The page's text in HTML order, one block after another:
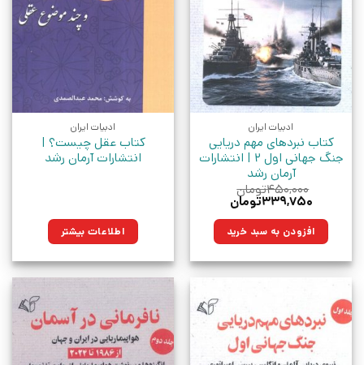
ادبیات ایران
کتاب نبردهای مهم دریایی
جنگ جهانی اول 2 | انتشارات
آرمان رشد
۴۵۰,۰۰۰تومان
قیمت
۴۵۰,۰۰۰تومان
بود.
۳۳۹,۷۵۰تومان
۳۳۹,۷۵۰تومان.افزودن به سبد خرید
ادبیات ایران
کتاب عقل چیست؟ |
انتشارات آرمان رشد
اطلاعات بیشتر